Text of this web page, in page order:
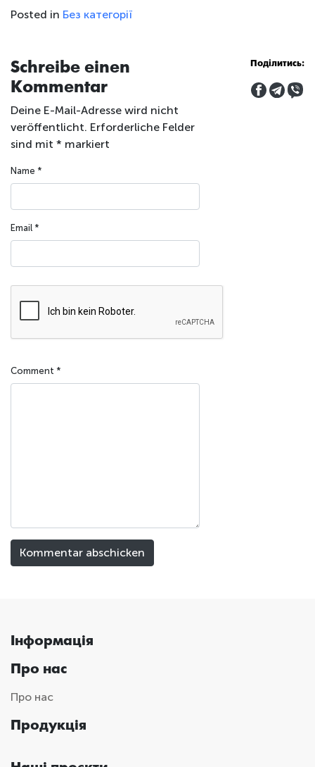
Posted in Без категорії
Schreibe einen
Kommentar
Deine E-Mail-Adresse wird nicht
veröffentlicht. Erforderliche Felder
sind mit * markiert
Name *
Email *
Comment *
Поділитись:
Інформація
Про нас
Про нас
Продукція